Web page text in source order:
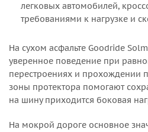
легковых автомобилей,
требованиями к нагрузке и
На сухом асфальте Goodride
уверенное поведение при
перестроениях и прохождении
зоны протектора помогают
на шину приходится боковая
На мокрой дороге основное